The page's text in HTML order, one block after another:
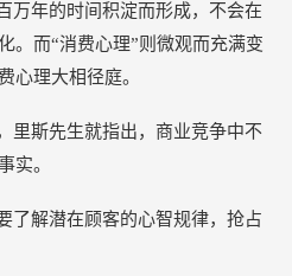
万年的时间积淀而形成，不会在
。而“消费心理”则微观而充满变
心理大相径庭。
里斯先生就指出，商业竞争中不
实。
了解潜在顾客的心智规律，抢占